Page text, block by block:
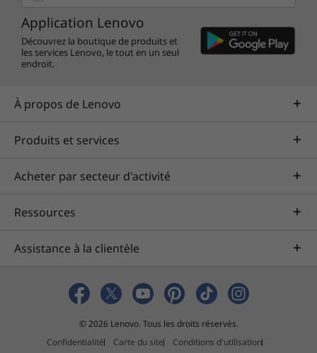
responsable
L’IdeaPad Slim 5 14 po, certifié
coussin d’emballage est fabriqué à partir de
90 % de plastique recyclé, le boîtier de
90 % de plastique recyclé post-consommation
et le sac du système est composé de 30 % de
Application Lenovo
Découvrez la boutique de produits et
les services Lenovo, le tout en un seul
endroit.
À propos de Lenovo
Produits et services
Acheter par secteur d'activité
Ressources
Assistance à la clientèle
© 2026 Lenovo. Tous les droits réservés.
Confidentialité
Carte du site Conditions d'utilisation